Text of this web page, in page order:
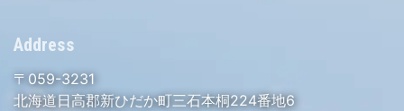
Address
〒059-3231
北海道日高郡新ひだか町三石本桐224番地6